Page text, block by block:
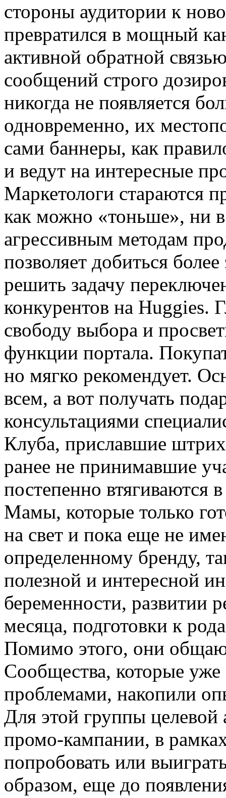
стороны аудитории к
превратился в мощный
активной обратной
сообщений строго
никогда не появляется
одновременно, их
сами баннеры, как
и ведут на интересные
Маркетологи стараются
как можно «тоньше», ни
агрессивным методам
позволяет добиться
решить задачу
конкурентов на Huggies.
свободу выбора и
функции портала.
но мягко рекомендует.
всем, а вот получать
консультациями
Клуба, приславшие
ранее не принимавшие
постепенно втягиваются
Мамы, которые только
на свет и пока еще не
определенному бренду,
полезной и интересной
беременности, развитии
месяца, подготовки к
Помимо этого, они
Сообщества, которые
проблемами, накопили
Для этой группы целевой
промо-кампании, в
попробовать или
образом, еще до